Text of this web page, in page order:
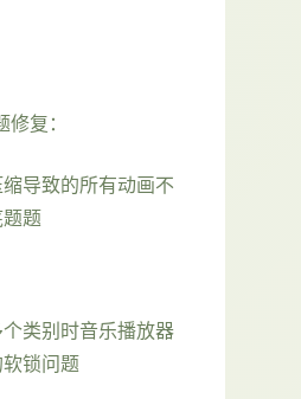
复：
导致的所有动画不
题
类别时音乐播放器
锁问题